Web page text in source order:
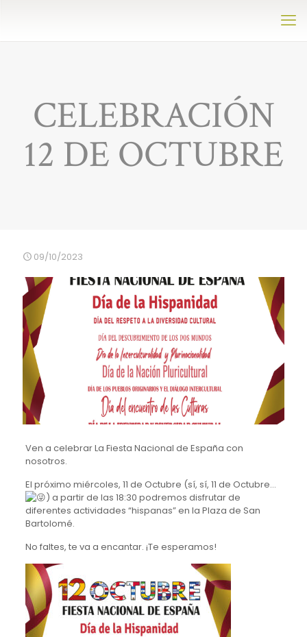
CELEBRACIÓN
12 DE OCTUBRE
09/10/2023
Ven a celebrar La Fiesta Nacional de España con
nosotros.
El próximo miércoles, 11 de Octubre (sí, sí, 11 de Octubre…
) a partir de las 18:30 podremos disfrutar de
diferentes actividades “hispanas” en la Plaza de San
Bartolomé.
No faltes, te va a encantar. ¡Te esperamos!